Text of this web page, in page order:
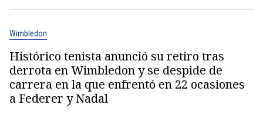
Wimbledon
Histórico tenista anunció su retiro tras
derrota en Wimbledon y se despide de
carrera en la que enfrentó en 22 ocasiones
a Federer y Nadal